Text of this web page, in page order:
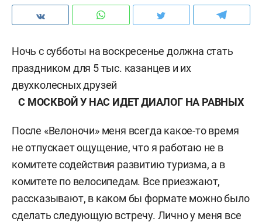
Ночь с субботы на воскресенье должна стать
праздником для 5 тыс. казанцев и их
двухколесных друзей
С МОСКВОЙ У НАС ИДЕТ ДИАЛОГ НА РАВНЫХ
После «Велоночи» меня всегда какое-то время
не отпускает ощущение, что я работаю не в
комитете содействия развитию туризма, а в
комитете по велосипедам. Все приезжают,
рассказывают, в каком бы формате можно было
сделать следующую встречу. Лично у меня все